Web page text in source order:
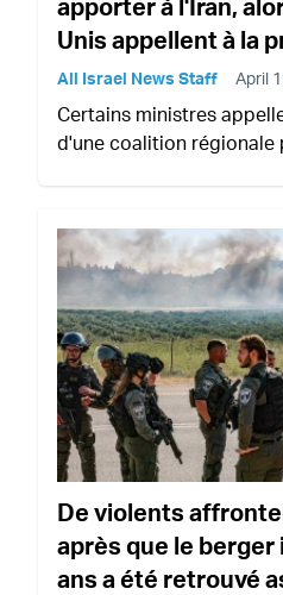
apporter à l'Iran,
Unis appellent à la
All Israel News Staff April
Certains ministres
d'une coalition régionale
De violents
après que le berger
ans a été retrouvé